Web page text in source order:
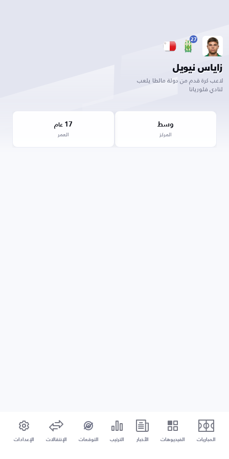
27
زاياس نيويل
لاعب كرة قدم من دولة مالطا يلعب
لنادي فلوريانا
وسط
المركز
17 عام
العمر
المباريات الفيديوهات الأخبار الترتيب التوقعات الإنتقالات الإعدادات